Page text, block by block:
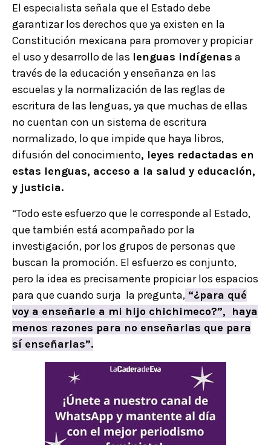
El especialista señala que el Estado debe
garantizar los derechos que ya existen en la
Constitución mexicana para promover y propiciar
el uso y desarrollo de las lenguas indígenas a
través de la educación y enseñanza en las
escuelas y la normalización de las reglas de
escritura de las lenguas, ya que muchas de ellas
no cuentan con un sistema de escritura
normalizado, lo que impide que haya libros,
difusión del conocimiento, leyes redactadas en
estas lenguas, acceso a la salud y educación,
y justicia.
“Todo este esfuerzo que le corresponde al Estado,
que también está acompañado por la
investigación, por los grupos de personas que
buscan la promoción. El esfuerzo es conjunto,
pero la idea es precisamente propiciar los espacios
para que cuando surja la pregunta, “¿para qué
voy a enseñarle a mi hijo chichimeco?”, haya
menos razones para no enseñarlas que para
sí enseñarlas”.